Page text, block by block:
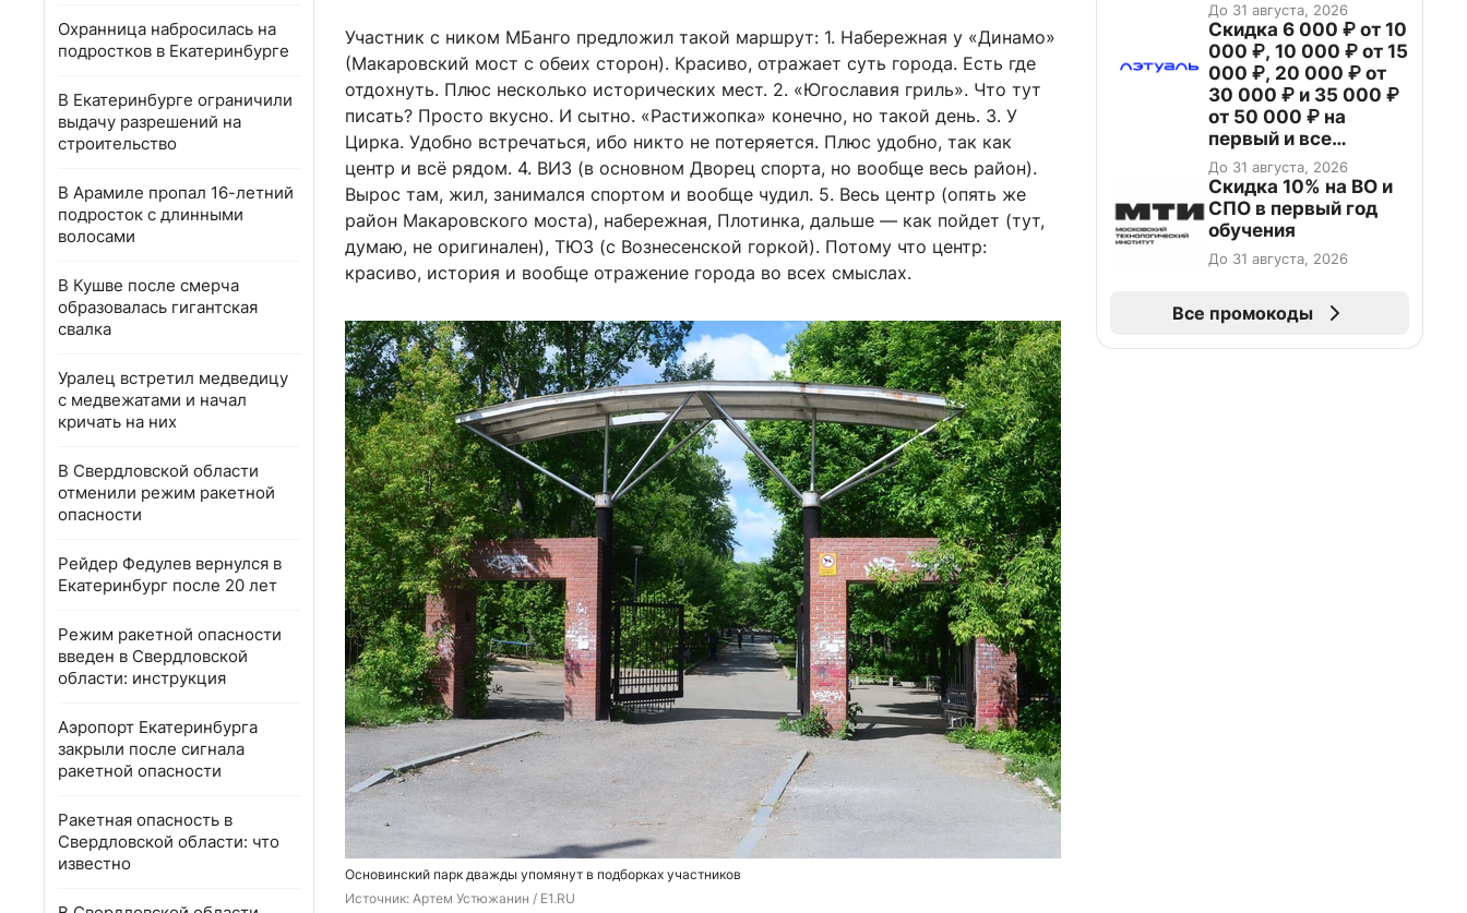
Охранница набросилась на
подростков в Екатеринбурге
В Екатеринбурге ограничили
выдачу разрешений на
строительство
В Арамиле пропал 16-летний
подросток с длинными
волосами
В Кушве после смерча
образовалась гигантская
свалка
Уралец встретил медведицу
с медвежатами и начал
кричать на них
В Свердловской области
отменили режим ракетной
опасности
Рейдер Федулев вернулся в
Екатеринбург после 20 лет
Режим ракетной опасности
введен в Свердловской
области: инструкция
Аэропорт Екатеринбурга
закрыли после сигнала
ракетной опасности
Ракетная опасность в
Свердловской области: что
известно
Участник с ником МБанго предложил такой маршрут: 1. Набережная у «Динамо»
(Макаровский мост с обеих сторон). Красиво, отражает суть города. Есть где
отдохнуть. Плюс несколько исторических мест. 2. «Югославия гриль». Что тут
писать? Просто вкусно. И сытно. «Растижопка» конечно, но такой день. 3. У
Цирка. Удобно встречаться, ибо никто не потеряется. Плюс удобно, так как
центр и всё рядом. 4. ВИЗ (в основном Дворец спорта, но вообще весь район).
Вырос там, жил, занимался спортом и вообще чудил. 5. Весь центр (опять же
район Макаровского моста), набережная, Плотинка, дальше — как пойдет (тут,
думаю, не оригинален), ТЮЗ (с Вознесенской горкой). Потому что центр:
красиво, история и вообще отражение города во всех смыслах.
Основинский парк дважды упомянут в подборках участников
Источник: Артем Устюжанин / E1.RU
До 31 августа, 2026
Скидка 6 000 ₽ от 10
000 ₽, 10 000 ₽ от 15
000 ₽, 20 000 ₽ от
30 000 ₽ и 35 000 ₽
от 50 000 ₽ на
первый и все
повторные заказы по
промокоду НАБЕРИ
До 31 августа, 2026
Скидка 10% на ВО и
СПО в первый год
обучения
До 31 августа, 2026
Все промокоды